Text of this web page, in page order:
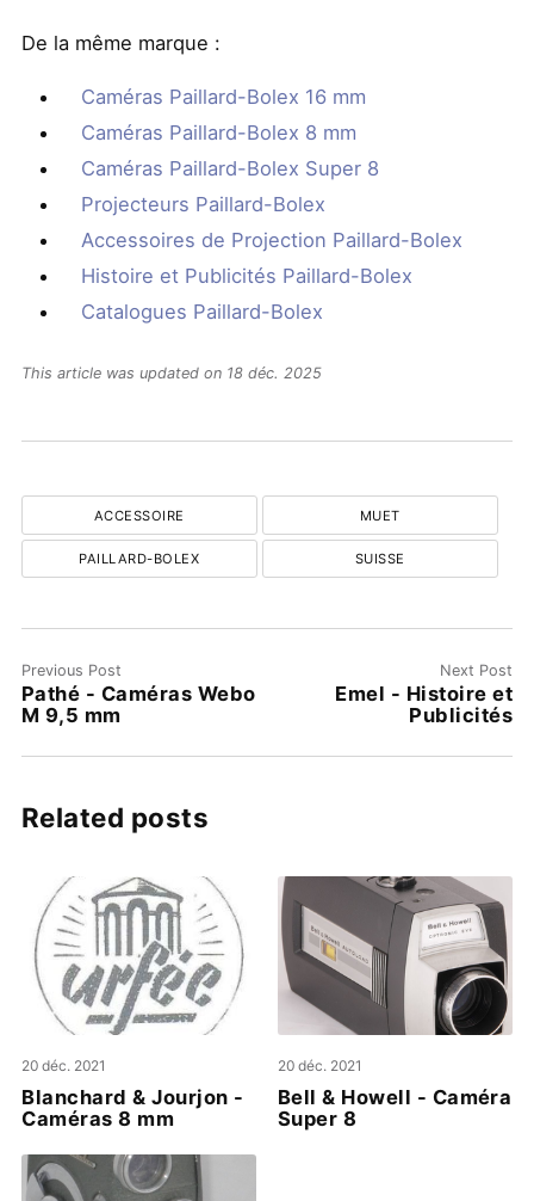
De la même marque :
Caméras Paillard-Bolex 16 mm
Caméras Paillard-Bolex 8 mm
Caméras Paillard-Bolex Super 8
Projecteurs Paillard-Bolex
Accessoires de Projection Paillard-Bolex
Histoire et Publicités Paillard-Bolex
Catalogues Paillard-Bolex
This article was updated on 18 déc. 2025
ACCESSOIRE MUET
PAILLARD-BOLEX SUISSE
Previous Post
Pathé - Caméras Webo
M 9,5 mm
Next Post
Emel - Histoire et
Publicités
Related posts
20 déc. 2021
Blanchard & Jourjon -
Caméras 8 mm
20 déc. 2021
Bell & Howell - Caméra
Super 8